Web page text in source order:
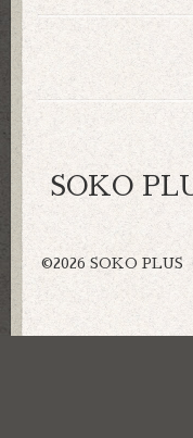
SOKO
©2026 SOKO PLUS